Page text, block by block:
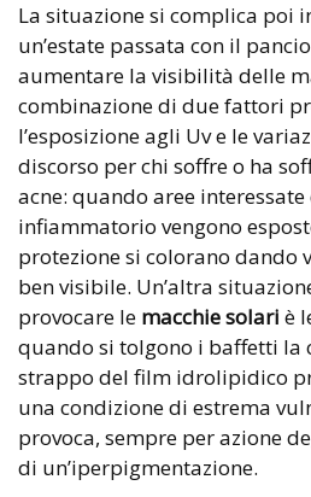
La situazione si complica poi
un’estate passata con il
aumentare la visibilità delle
combinazione di due fattori
l’esposizione agli Uv e le
discorso per chi soffre o ha
acne: quando aree
infiammatorio vengono
protezione si colorano dando
ben visibile. Un’altra
provocare le macchie solari è
quando si tolgono i baffetti la
strappo del film idrolipidico
una condizione di estrema
provoca, sempre per azione
di un’iperpigmentazione.